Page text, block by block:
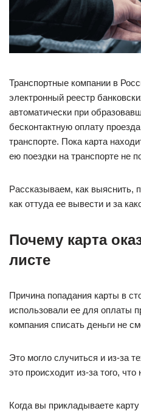
Транспортные компании в
электронный реестр
автоматически при
бесконтактную оплату
транспорте. Пока карта
ею поездки на транспорте не
Рассказываем, как выяснить,
как оттуда ее вывести и за
Почему карта
листе
Причина попадания карты в
использовали ее для оплаты
компания списать деньги не
Это могло случиться и из-за
это происходит из-за того, что
Когда вы прикладываете